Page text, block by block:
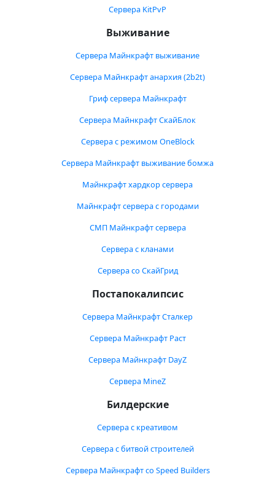
Сервера KitPvP
Выживание
Сервера Майнкрафт выживание
Сервера Майнкрафт анархия (2b2t)
Гриф сервера Майнкрафт
Сервера Майнкрафт СкайБлок
Сервера с режимом OneBlock
Сервера Майнкрафт выживание бомжа
Майнкрафт хардкор сервера
Майнкрафт сервера с городами
СМП Майнкрафт сервера
Сервера с кланами
Сервера со СкайГрид
Постапокалипсис
Сервера Майнкрафт Сталкер
Сервера Майнкрафт Раст
Сервера Майнкрафт DayZ
Сервера MineZ
Билдерские
Сервера с креативом
Сервера с битвой строителей
Сервера Майнкрафт со Speed Builders